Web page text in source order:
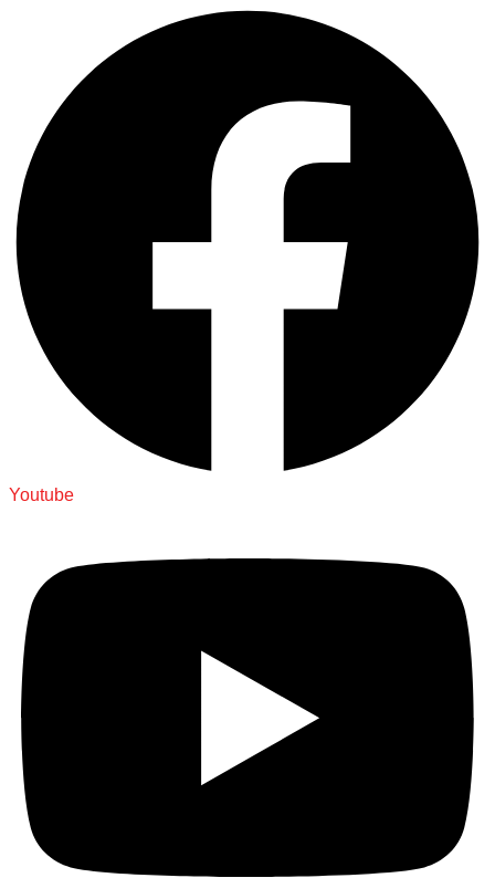
Youtube